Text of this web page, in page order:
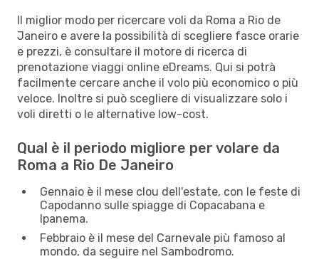
Il miglior modo per ricercare voli da Roma a Rio de
Janeiro e avere la possibilità di scegliere fasce orarie
e prezzi, è consultare il motore di ricerca di
prenotazione viaggi online eDreams. Qui si potrà
facilmente cercare anche il volo più economico o più
veloce. Inoltre si può scegliere di visualizzare solo i
voli diretti o le alternative low-cost.
Qual è il periodo migliore per volare da
Roma a Rio De Janeiro
Gennaio è il mese clou dell'estate, con le feste di
Capodanno sulle spiagge di Copacabana e
Ipanema.
Febbraio è il mese del Carnevale più famoso al
mondo, da seguire nel Sambodromo.